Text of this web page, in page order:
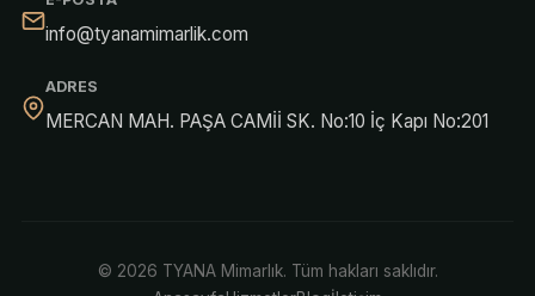
info@tyanamimarlik.com
ADRES
MERCAN MAH. PAŞA CAMİİ SK. No:10 İç Kapı No:201
© 2026 TYANA Mimarlık. Tüm hakları saklıdır.